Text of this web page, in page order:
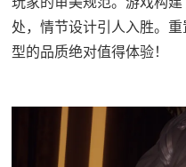
处，情节设计引人入胜。
型的品质绝对值得体验！